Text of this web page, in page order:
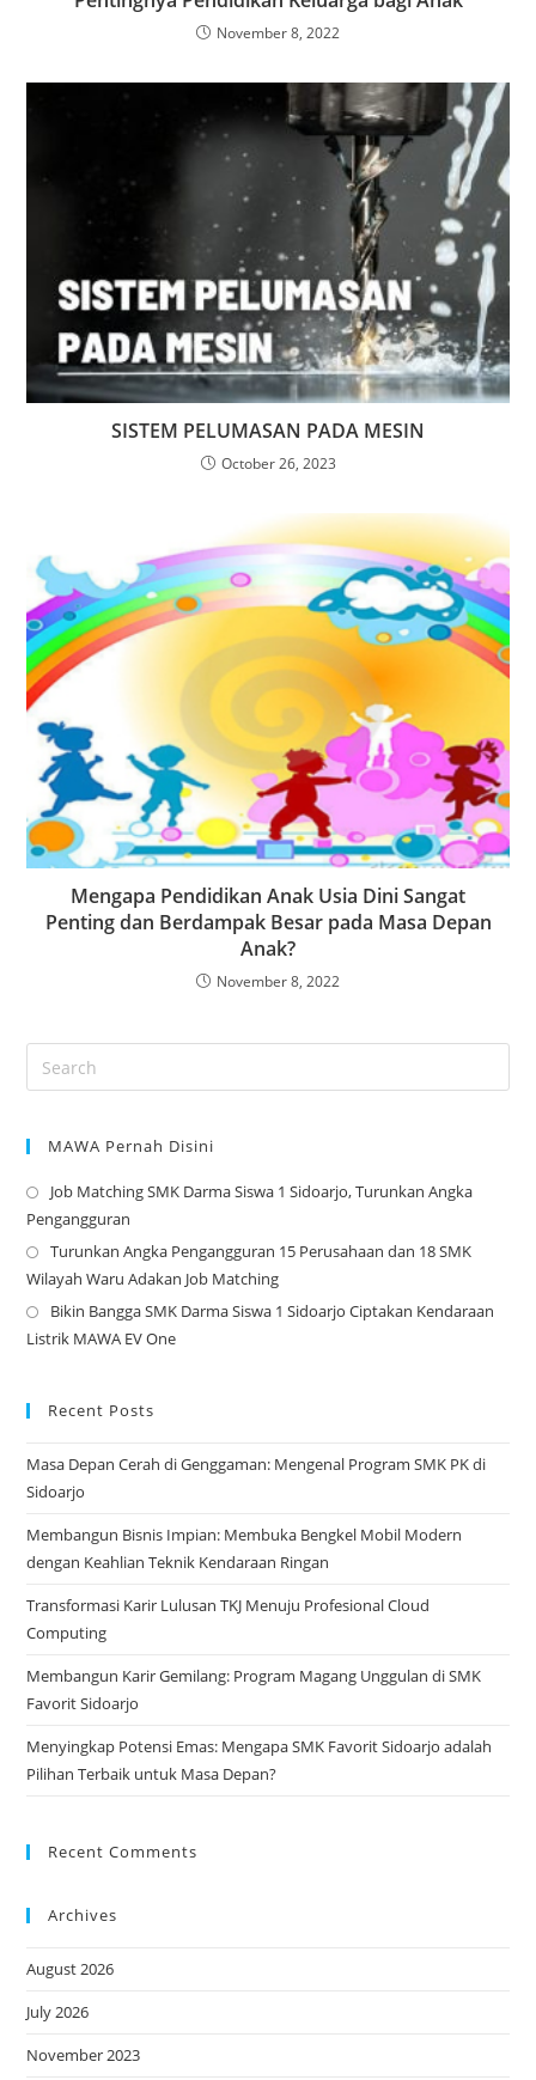
November 8, 2022
SISTEM PELUMASAN PADA MESIN
October 26, 2023
Mengapa Pendidikan Anak Usia Dini Sangat
Penting dan Berdampak Besar pada Masa Depan
Anak?
November 8, 2022
MAWA Pernah Disini
Job Matching SMK Darma Siswa 1 Sidoarjo, Turunkan Angka
Pengangguran
Turunkan Angka Pengangguran 15 Perusahaan dan 18 SMK
Wilayah Waru Adakan Job Matching
Bikin Bangga SMK Darma Siswa 1 Sidoarjo Ciptakan Kendaraan
Listrik MAWA EV One
Recent Posts
Masa Depan Cerah di Genggaman: Mengenal Program SMK PK di
Sidoarjo
Membangun Bisnis Impian: Membuka Bengkel Mobil Modern
dengan Keahlian Teknik Kendaraan Ringan
Transformasi Karir Lulusan TKJ Menuju Profesional Cloud
Computing
Membangun Karir Gemilang: Program Magang Unggulan di SMK
Favorit Sidoarjo
Menyingkap Potensi Emas: Mengapa SMK Favorit Sidoarjo adalah
Pilihan Terbaik untuk Masa Depan?
Recent Comments
Archives
August 2026
July 2026
November 2023